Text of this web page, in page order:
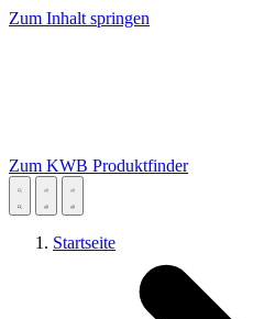
Zum Inhalt springen
Zum KWB Produktfinder
Startseite